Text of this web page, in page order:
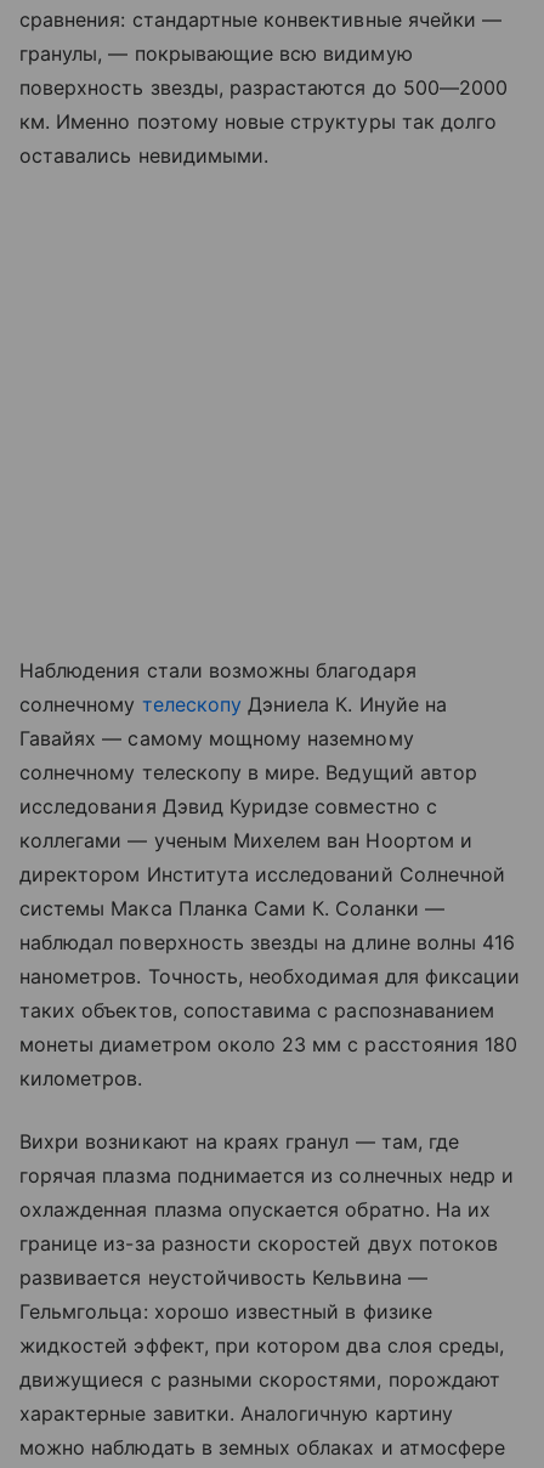
сравнения: стандартные конвективные ячейки —
гранулы, — покрывающие всю видимую
поверхность звезды, разрастаются до 500—2000
км. Именно поэтому новые структуры так долго
оставались невидимыми.
Наблюдения стали возможны благодаря
солнечному телескопу Дэниела К. Инуйе на
Гавайях — самому мощному наземному
солнечному телескопу в мире. Ведущий автор
исследования Дэвид Куридзе совместно с
коллегами — ученым Михелем ван Ноортом и
директором Института исследований Солнечной
системы Макса Планка Сами К. Соланки —
наблюдал поверхность звезды на длине волны 416
нанометров. Точность, необходимая для фиксации
таких объектов, сопоставима с распознаванием
монеты диаметром около 23 мм с расстояния 180
километров.
Вихри возникают на краях гранул — там, где
горячая плазма поднимается из солнечных недр и
охлажденная плазма опускается обратно. На их
границе из-за разности скоростей двух потоков
развивается неустойчивость Кельвина —
Гельмгольца: хорошо известный в физике
жидкостей эффект, при котором два слоя среды,
движущиеся с разными скоростями, порождают
характерные завитки. Аналогичную картину
можно наблюдать в земных облаках и атмосфере